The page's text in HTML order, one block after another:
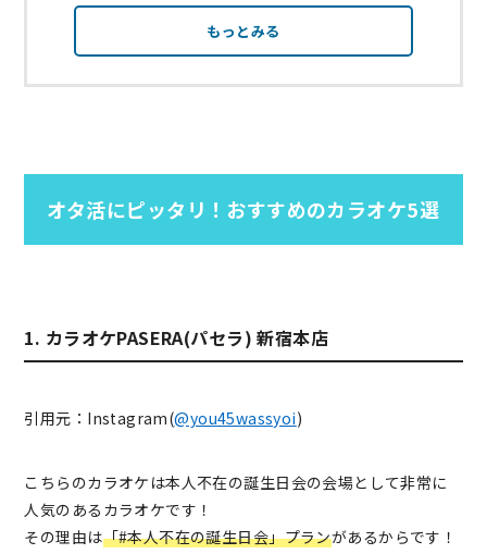
もっとみる
オタ活にピッタリ！おすすめのカラオケ5選
1. カラオケPASERA(パセラ) 新宿本店
引用元：Instagram(@you45wassyoi)
こちらのカラオケは本人不在の誕生日会の会場として非常に
人気のあるカラオケです！
その理由は「#本人不在の誕生日会」プランがあるからです！